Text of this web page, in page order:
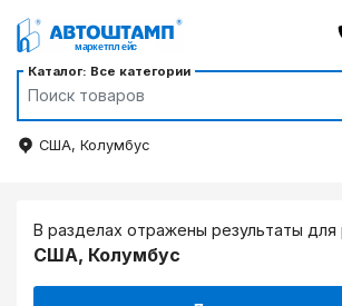
Каталог: Все категории
США, Колумбус
В разделах отражены результаты для
США, Колумбус